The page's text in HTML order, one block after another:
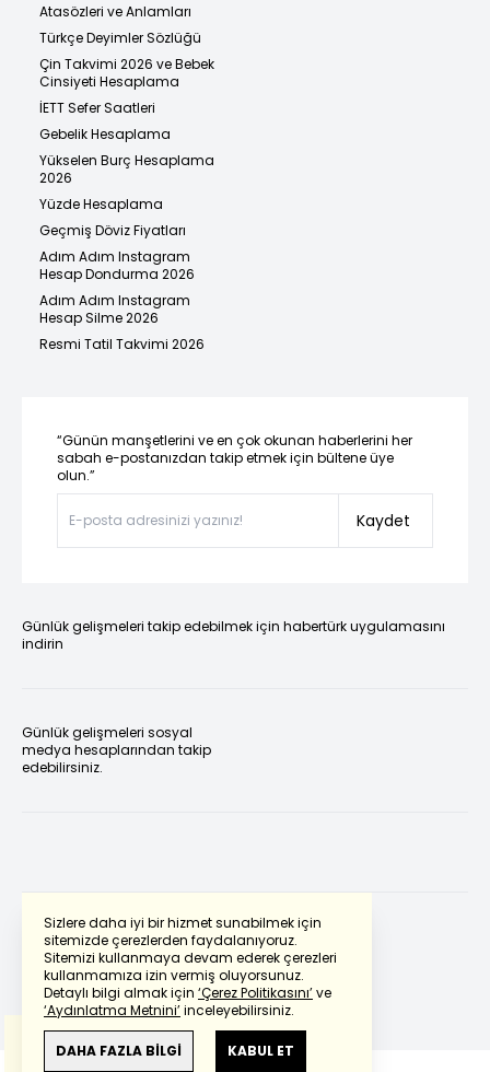
Sizlere daha iyi bir hizmet sunabilmek için
sitemizde çerezlerden faydalanıyoruz.
Sitemizi kullanmaya devam ederek çerezleri
kullanmamıza izin vermiş oluyorsunuz.
Detaylı bilgi almak için ‘Çerez Politikasını’ve
‘Aydınlatma Metnini’inceleyebilirsiniz.
DAHA FAZLA BİLGİ KABUL ET
Atasözleri ve Anlamları
Türkçe Deyimler Sözlüğü
Çin Takvimi 2026 ve Bebek
Cinsiyeti Hesaplama
İETT Sefer Saatleri
Gebelik Hesaplama
Yükselen Burç Hesaplama
2026
Yüzde Hesaplama
Geçmiş Döviz Fiyatları
Adım Adım Instagram
Hesap Dondurma 2026
Adım Adım Instagram
Hesap Silme 2026
Resmi Tatil Takvimi 2026
“Günün manşetlerini ve en çok okunan haberlerini her
sabah e-postanızdan takip etmek için bültene üye
olun.”
Kaydet
Günlük gelişmeleri takip edebilmek için habertürk uygulamasını
indirin
Günlük gelişmeleri sosyal
medya hesaplarından takip
edebilirsiniz.
Powered by Translate
Bu çevirideGoogle Transletekullanılmıştır.
Anlam ve çeviri hatalarından
haberturk.com
sorumlu değildir.